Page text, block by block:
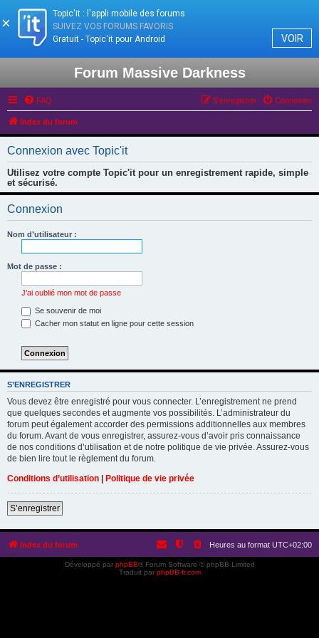
Forum Massive Darkness
FAQ Connexion
S’enregistrer
Index du forum
Connexion avec Topic'it
Utilisez votre compte Topic'it pour un enregistrement rapide, simple
et sécurisé.
Connexion
Nom d’utilisateur :
Mot de passe :
J’ai oublié mon mot de passe
Se souvenir de moi
Cacher mon statut en ligne pour cette session
S’ENREGISTRER
Vous devez être enregistré pour vous connecter. L’enregistrement ne prend
que quelques secondes et augmente vos possibilités. L’administrateur du
forum peut également accorder des permissions additionnelles aux membres
du forum. Avant de vous enregistrer, assurez-vous d’avoir pris connaissance
de nos conditions d’utilisation et de notre politique de vie privée. Assurez-vous
de bien lire tout le règlement du forum.
Conditions d’utilisation | Politique de vie privée
S’enregistrer
Index du forum Heures au format UTC+02:00
Développé par phpBB® Forum Software © phpBB Limited
Traduit par phpBB-fr.com
×
Topic'it : l'appli mobile des forums
SUIVEZ VOS FORUMS FAVORIS
Gratuit - Topic'it pour Android
VOIR